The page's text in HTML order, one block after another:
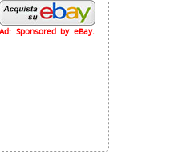
Ad: Sponsored by eBay.